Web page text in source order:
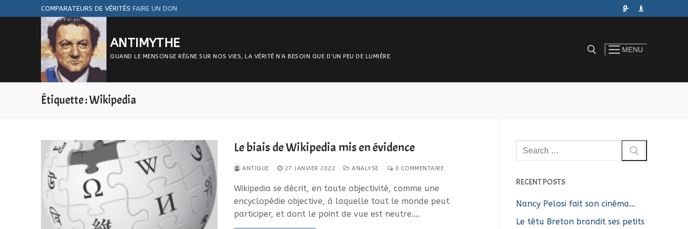
au
COMPARATEURS DE VÉRITÉS FAIRE UN DON
ANTIMYTHE
QUAND LE MENSONGE RÈGNE SUR NOS VIES, LA VÉRITÉ N’A BESOIN QUE D’UN PEU DE LUMIÈRE.
MENU
Étiquette :Wikipedia
Le biais de Wikipedia mis en évidence
ANTIQUE 27 JANVIER 2022 ANALYSE 0 COMMENTAIRE
Wikipedia se décrit, en toute objectivité, comme une
encyclopédie objective, à laquelle tout le monde peut
participer, et dont le point de vue est neutre.…
Rechercher
:
RECENT POSTS
Nancy Pelosi fait son cinéma…
Le têtu Breton brandit ses petits